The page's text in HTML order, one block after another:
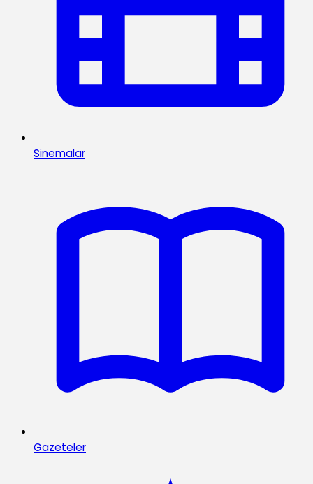
Sinemalar
Gazeteler